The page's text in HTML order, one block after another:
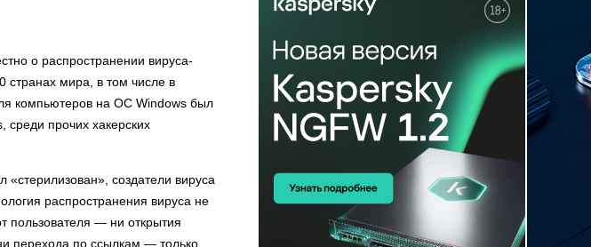
о распространении вируса-
странах мира, в том числе в
компьютеров на ОС Windows был
среди прочих хакерских
«стерилизован», создатели вируса
распространения вируса не
пользователя — ни открытия
перехода по ссылкам — только